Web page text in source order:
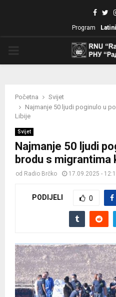
Program
Početna
Svijet
Najmanje 50 ljudi poginulo u
Libije
Svijet
Najmanje 50 ljudi
brodu s migrantima
od Radio Brčko 17.09.2025 -
PODIJELI 0